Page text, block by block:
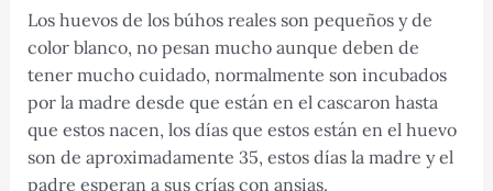
Los huevos de los búhos reales son pequeños y de
color blanco, no pesan mucho aunque deben de
tener mucho cuidado, normalmente son incubados
por la madre desde que están en el cascaron hasta
que estos nacen, los días que estos están en el huevo
son de aproximadamente 35, estos días la madre y el
padre esperan a sus crías con ansias.